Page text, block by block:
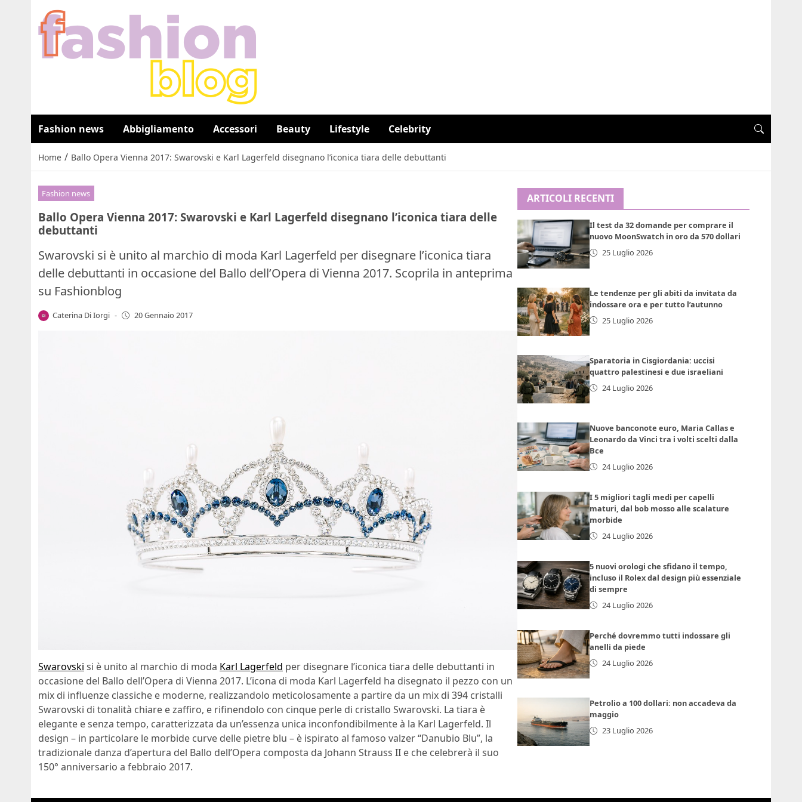
Fashion news Abbigliamento Accessori Beauty Lifestyle Celebrity
Home / Ballo Opera Vienna 2017: Swarovski e Karl Lagerfeld disegnano l’iconica tiara delle debuttanti
Fashion news
Ballo Opera Vienna 2017: Swarovski e Karl Lagerfeld disegnano l’iconica tiara delle
debuttanti
Swarovski si è unito al marchio di moda Karl Lagerfeld per disegnare l’iconica tiara
delle debuttanti in occasione del Ballo dell’Opera di Vienna 2017. Scoprila in anteprima
su Fashionblog
Caterina Di Iorgi - 20 Gennaio 2017
Swarovski si è unito al marchio di moda Karl Lagerfeld per disegnare l’iconica tiara delle debuttanti in
occasione del Ballo dell’Opera di Vienna 2017. L’icona di moda Karl Lagerfeld ha disegnato il pezzo con un
mix di influenze classiche e moderne, realizzandolo meticolosamente a partire da un mix di 394 cristalli
Swarovski di tonalità chiare e zaffiro, e rifinendolo con cinque perle di cristallo Swarovski. La tiara è
elegante e senza tempo, caratterizzata da un’essenza unica inconfondibilmente à la Karl Lagerfeld. Il
design – in particolare le morbide curve delle pietre blu – è ispirato al famoso valzer “Danubio Blu”, la
tradizionale danza d’apertura del Ballo dell’Opera composta da Johann Strauss II e che celebrerà il suo
150° anniversario a febbraio 2017.
ARTICOLI RECENTI
Il test da 32 domande per comprare il
nuovo MoonSwatch in oro da 570 dollari
25 Luglio 2026
Le tendenze per gli abiti da invitata da
indossare ora e per tutto l’autunno
25 Luglio 2026
Sparatoria in Cisgiordania: uccisi
quattro palestinesi e due israeliani
24 Luglio 2026
Nuove banconote euro, Maria Callas e
Leonardo da Vinci tra i volti scelti dalla
Bce
24 Luglio 2026
I 5 migliori tagli medi per capelli
maturi, dal bob mosso alle scalature
morbide
24 Luglio 2026
5 nuovi orologi che sfidano il tempo,
incluso il Rolex dal design più essenziale
di sempre
24 Luglio 2026
Perché dovremmo tutti indossare gli
anelli da piede
24 Luglio 2026
Petrolio a 100 dollari: non accadeva da
maggio
23 Luglio 2026